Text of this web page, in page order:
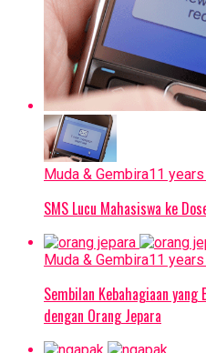
Muda & Gembira11
SMS Lucu Mahasiswa ke
Muda & Gembira11
Sembilan Kebahagiaan
dengan Orang Jepara